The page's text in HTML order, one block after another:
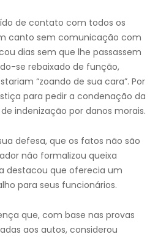
de contato com todos os
canto sem comunicação com
dias sem que lhe passassem
se rebaixado de função,
“zoando de sua cara”. Por
para pedir a condenação da
indenização por danos morais.
defesa, que os fatos não são
não formalizou queixa
destacou que oferecia um
para seus funcionários.
que, com base nas provas
aos autos, considerou